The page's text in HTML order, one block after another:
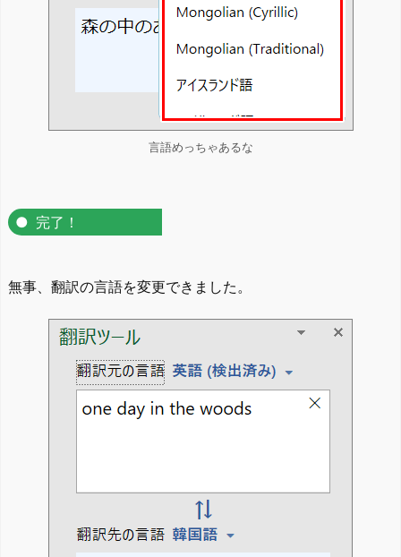
言語めっちゃあるな
完了！
無事、翻訳の言語を変更できました。